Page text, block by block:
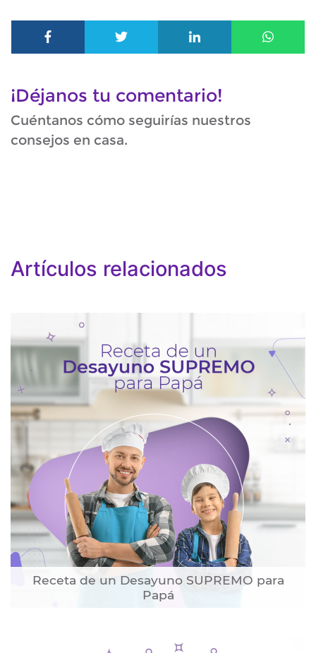
¡Déjanos tu comentario!
Cuéntanos cómo seguirías nuestros
consejos en casa.
Artículos relacionados
Receta de un Desayuno SUPREMO para
Papá